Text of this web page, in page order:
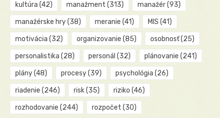
kultúra (42) manažment (313) manažér(93)
manažérske hry(38) meranie (41) MIS (41)
motivácia (32) organizovanie (85) osobnosť(25)
personalistika (28) personál (32) plánovanie (241)
plány(48) procesy(39) psychológia (26)
riadenie (246) risk(35) riziko (46)
rozhodovanie (244) rozpočet (30)